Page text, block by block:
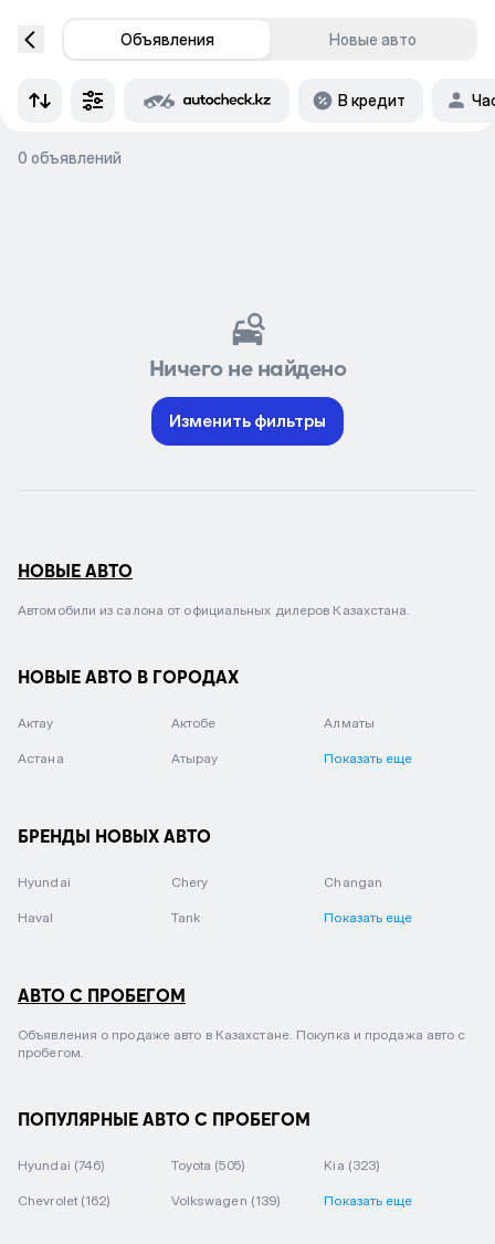
Объявления Новые авто
В кредит
0 объявлений
Ничего не найдено
Изменить фильтры
НОВЫЕ АВТО
Автомобили из салона от официальных дилеров Казахстана.
НОВЫЕ АВТО В ГОРОДАХ
Актау Актобе Алматы
Астана Атырау Показать еще
БРЕНДЫ НОВЫХ АВТО
Hyundai Chery Changan
Haval Tank Показать еще
АВТО С ПРОБЕГОМ
Объявления о продаже авто в Казахстане. Покупка и продажа авто с
пробегом.
ПОПУЛЯРНЫЕ АВТО С ПРОБЕГОМ
Hyundai (746) Toyota (505) Kia (323)
Chevrolet (162) Volkswagen (139) Показать еще